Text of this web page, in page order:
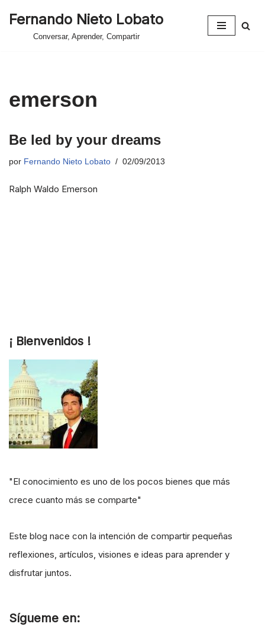
Fernando Nieto Lobato
Conversar, Aprender, Compartir
emerson
Be led by your dreams
por Fernando Nieto Lobato 02/09/2013
Ralph Waldo Emerson
¡ Bienvenidos !
"El conocimiento es uno de los pocos bienes que más
crece cuanto más se comparte"
Este blog nace con la intención de compartir pequeñas
reflexiones, artículos, visiones e ideas para aprender y
disfrutar juntos.
Sígueme en: